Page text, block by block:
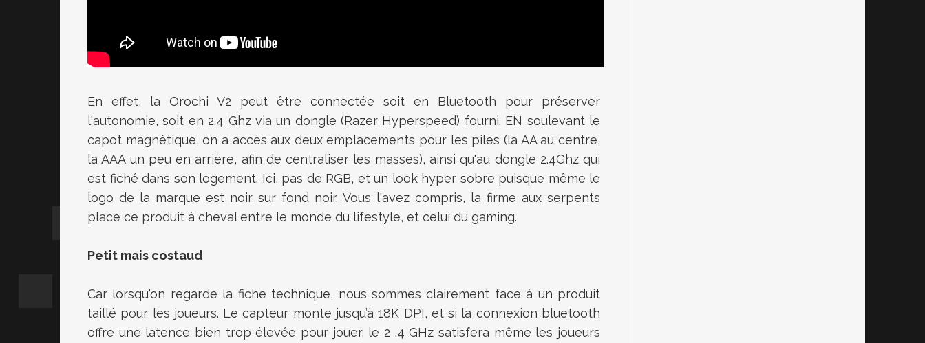
En effet, la Orochi V2 peut être connectée soit en Bluetooth pour préserver
l'autonomie, soit en 2.4 Ghzvia un dongle (Razer Hyperspeed) fourni. EN soulevant le
capot magnétique, on a accès aux deux emplacements pour les piles(la AAau centre,
la AAAun peu en arrière, afin de centraliser les masses), ainsi qu'au dongle 2.4Ghzqui
est fiché dans son logement. Ici, pas de RGB, et un look hyper sobre puisque même le
logo de la marque est noir sur fond noir. Vous l'avez compris, la firme aux serpents
place ce produit à chevalentre le monde du lifestyle, et celui du gaming.
Petit mais costaud
Car lorsqu'on regarde la fiche technique, nous sommes clairement face à un produit
taillé pour les joueurs. Le capteur monte jusqu’à18K DPI, et si la connexion bluetooth
offre une latence bien trop élevée pour jouer, le 2 .4 GHzsatisfera même les joueurs